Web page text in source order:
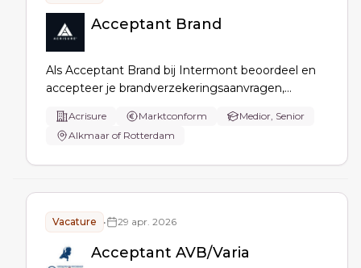
Acceptant Brand
Als Acceptant Brand bij Intermont beoordeel en
accepteer je brandverzekeringsaanvragen,
premies en clausules op. Je schakelt met
verzekeraars en collega’s, verwerkt
Acrisure Marktconform
Medior, Senior
Alkmaar of Rotterdam
Vacature • 29 apr. 2026
Acceptant AVB/Varia